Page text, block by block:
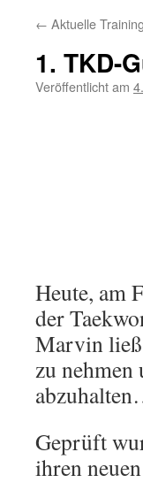
← Aktuelle
1. TKD-
Veröffentlicht am
Heute, am
der
Marvin ließ
zu
Geprüft
ihren